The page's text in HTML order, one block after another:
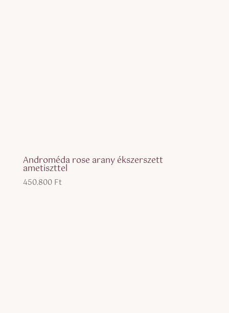
Androméda rose arany ékszerszett
ametiszttel
450.800 Ft